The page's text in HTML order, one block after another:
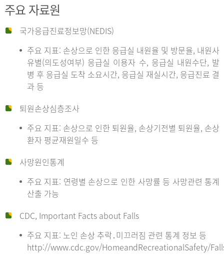
주요 자료원
국가응급진료정보망(NEDIS)
주요 지표: 손상으로 인한 응급실 내원율 및 방문율, 내원사
유별(의도성여부) 응급실 이용자 수, 응급실 내원수단, 발
병 후 응급실 도착 소요시간, 응급실 재실시간, 응급진료 결
과 등
퇴원손상심층조사
주요 지표: 손상으로 인한 퇴원율, 손상기전별 퇴원율, 손상
환자 평균재원일수 등
사망원인통계
주요 지표: 연령별 손상으로 인한 사망률 등 사망관련 통계
산출 가능
CDC, Important Facts about Falls
주요 지표: 노인 손상 추락․미끄러짐 관련 통계 정보 등
http://www.cdc.gov/HomeandRecreationalSafety/